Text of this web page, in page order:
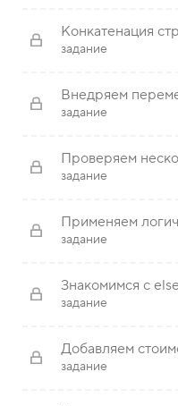
Конкатенация
задание
Внедряем
задание
Проверяем
задание
Применяем
задание
Знакомимся с else
задание
Добавляем
задание